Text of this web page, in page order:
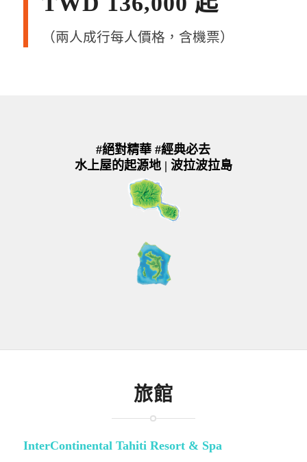
（兩人成行每人價格，含機票）
#絕對精華 #經典必去
水上屋的起源地 | 波拉波拉島
大溪
地島
波拉
波拉
旅館
InterContinental Tahiti Resort & Spa